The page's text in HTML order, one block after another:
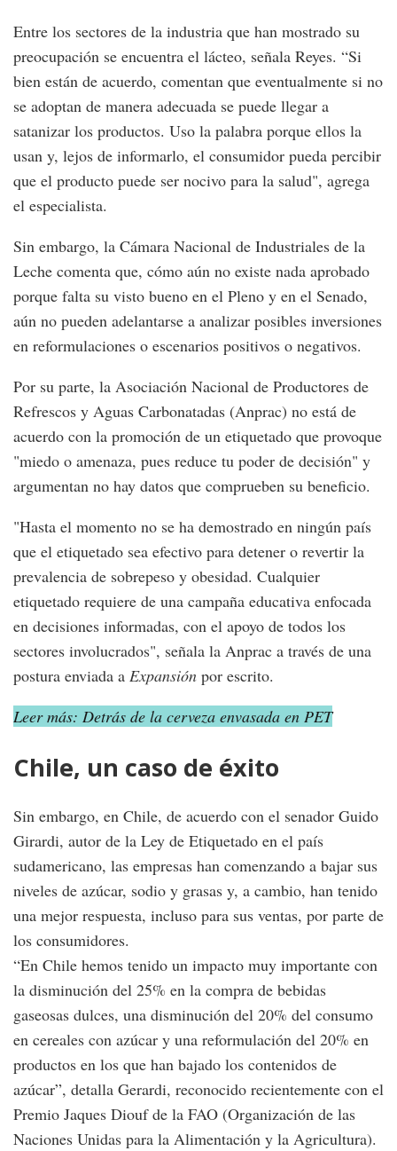
Entre los sectores de la industria que han mostrado su
preocupación se encuentra el lácteo, señala Reyes. “Si
bien están de acuerdo, comentan que eventualmente si no
se adoptan de manera adecuada se puede llegar a
satanizar los productos. Uso la palabra porque ellos la
usan y, lejos de informarlo, el consumidor pueda percibir
que el producto puede ser nocivo para la salud", agrega
el especialista.
Sin embargo, la Cámara Nacional de Industriales de la
Leche comenta que, cómo aún no existe nada aprobado
porque falta su visto bueno en el Pleno y en el Senado,
aún no pueden adelantarse a analizar posibles inversiones
en reformulaciones o escenarios positivos o negativos.
Por su parte, la Asociación Nacional de Productores de
Refrescos y Aguas Carbonatadas (Anprac) no está de
acuerdo con la promoción de un etiquetado que provoque
"miedo o amenaza, pues reduce tu poder de decisión" y
argumentan no hay datos que comprueben su beneficio.
"Hasta el momento no se ha demostrado en ningún país
que el etiquetado sea efectivo para detener o revertir la
prevalencia de sobrepeso y obesidad. Cualquier
etiquetado requiere de una campaña educativa enfocada
en decisiones informadas, con el apoyo de todos los
sectores involucrados", señala la Anprac a través de una
postura enviada a Expansión por escrito.
Leer más: Detrás de la cerveza envasada en PET
Chile, un caso de éxito
Sin embargo, en Chile, de acuerdo con el senador Guido
Girardi, autor de la Ley de Etiquetado en el país
sudamericano, las empresas han comenzando a bajar sus
niveles de azúcar, sodio y grasas y, a cambio, han tenido
una mejor respuesta, incluso para sus ventas, por parte de
los consumidores.
“En Chile hemos tenido un impacto muy importante con
la disminución del 25% en la compra de bebidas
gaseosas dulces, una disminución del 20% del consumo
en cereales con azúcar y una reformulación del 20% en
productos en los que han bajado los contenidos de
azúcar”, detalla Gerardi, reconocido recientemente con el
Premio Jaques Diouf de la FAO (Organización de las
Naciones Unidas para la Alimentación y la Agricultura).